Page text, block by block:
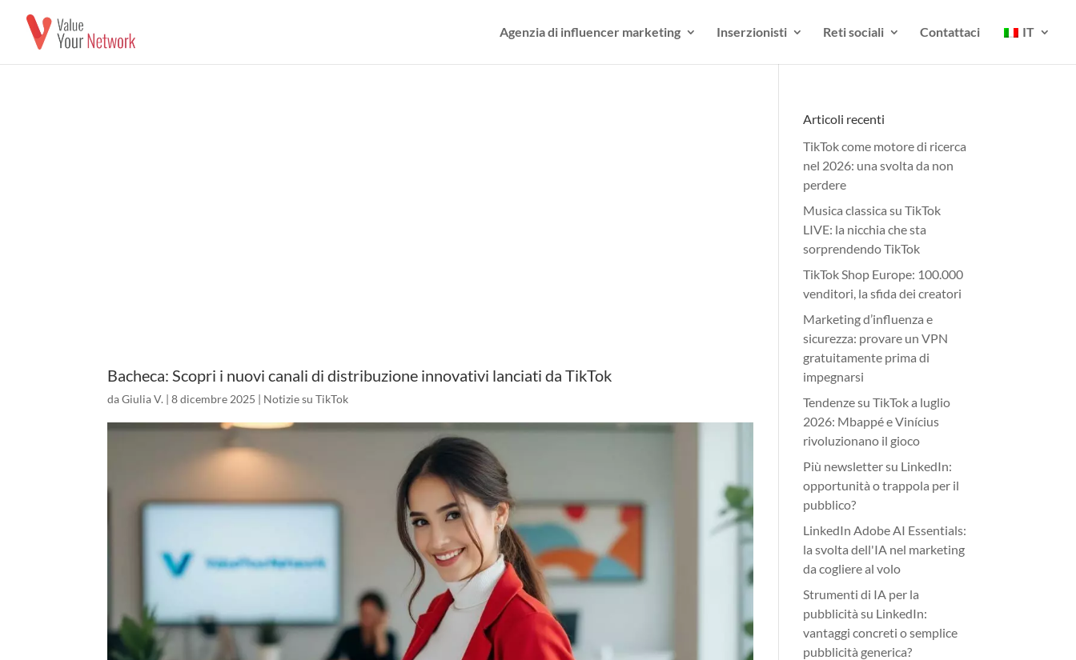
Agenzia di influencer marketing Inserzionisti Reti sociali Contattaci IT
Bacheca: Scopri i nuovi canali di distribuzione innovativi lanciati da TikTok
daGiulia V. |8 dicembre 2025 | Notizie su TikTok
Articoli recenti
TikTok come motore di ricerca
nel 2026: una svolta da non
perdere
Musica classica su TikTok
LIVE: la nicchia che sta
sorprendendo TikTok
TikTok Shop Europe: 100.000
venditori, la sfida dei creatori
Marketing d’influenza e
sicurezza: provare un VPN
gratuitamente prima di
impegnarsi
Tendenze su TikTok a luglio
2026: Mbappé e Vinícius
rivoluzionano il gioco
Più newsletter su LinkedIn:
opportunità o trappola per il
pubblico?
LinkedIn Adobe AI Essentials:
la svolta dell'IA nel marketing
da cogliere al volo
Strumenti di IA per la
pubblicità su LinkedIn:
vantaggi concreti o semplice
pubblicità generica?